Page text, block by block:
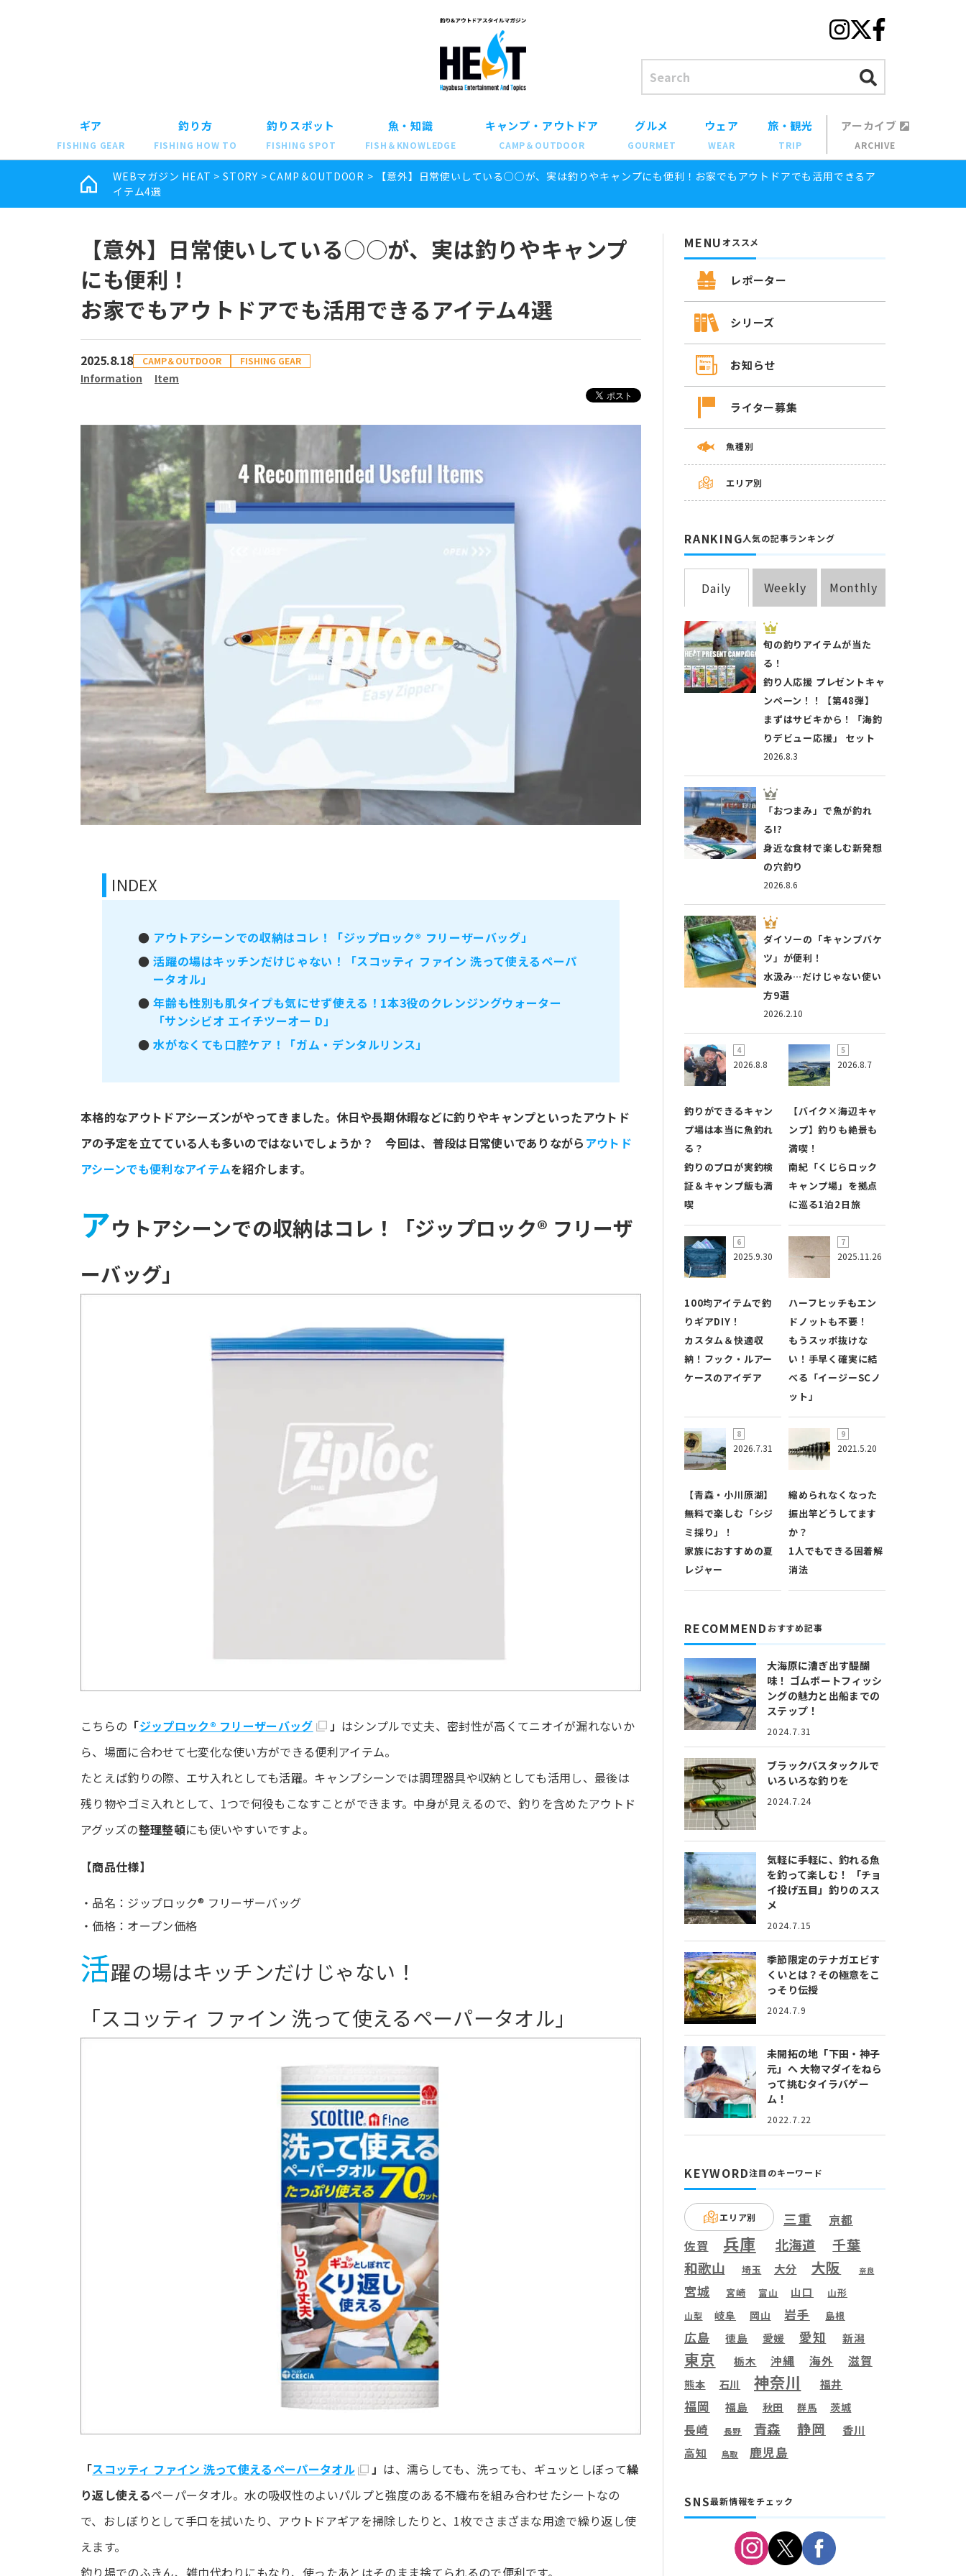
ギア
FISHING GEAR
釣り方
FISHING HOW TO
釣りスポット
FISHING SPOT
魚・知識
FISH＆KNOWLEDGE
キャンプ・アウトドア
CAMP＆OUTDOOR
グルメ
GOURMET
ウェア
WEAR
旅・観光
TRIP
アーカイブ
ARCHIVE
WEBマガジン HEAT >STORY >CAMP＆OUTDOOR >
【意外】日常使いしている○○が、実は釣りやキャンプにも便利！お家でもアウトドアでも活用できるア
イテム4選
【意外】日常使いしている○○が、実は釣りやキャンプ
にも便利！
お家でもアウトドアでも活用できるアイテム4選
2025.8.18 CAMP＆OUTDOOR FISHING GEAR
Information Item
INDEX
● アウトアシーンでの収納はコレ！「ジップロック® フリーザーバッグ」
●活躍の場はキッチンだけじゃない！「スコッティ ファイン 洗って使えるペーパ
ータオル」
●年齢も性別も肌タイプも気にせず使える！1本3役のクレンジングウォーター
「サンシビオ エイチツーオー D」
●水がなくても口腔ケア！「ガム・デンタルリンス」
本格的なアウトドアシーズンがやってきました。休日や長期休暇などに釣りやキャンプといったアウトド
アの予定を立てている人も多いのではないでしょうか？ 今回は、普段は日常使いでありながら アウトド
アシーンでも便利なアイテムを紹介します。
アウトアシーンでの収納はコレ！「ジップロック® フリーザ
ーバッグ」
こちらの 「ジップロック® フリーザーバッグ 」 はシンプルで丈夫、密封性が高くてニオイが漏れないか
ら、場面に合わせて七変化な使い方ができる便利アイテム。
たとえば釣りの際、エサ入れとしても活躍。キャンプシーンでは調理器具や収納としても活用し、最後は
残り物やゴミ入れとして、1つで何役もこなすことができます。中身が見えるので、釣りを含めたアウトド
アグッズの整理整頓にも使いやすいですよ。
【商品仕様】
・品名：ジップロック® フリーザーバッグ
・価格：オープン価格
活躍の場はキッチンだけじゃない！
「スコッティ ファイン 洗って使えるペーパータオル」
「スコッティ ファイン 洗って使えるペーパータオル 」 は、濡らしても、洗っても、ギュッとしぼって繰
り返し使えるペーパータオル。水の吸収性のよいパルプと強度のある不織布を組み合わせたシートなの
で、おしぼりとして手口を拭いたり、アウトドアギアを掃除したりと、1枚でさまざまな用途で繰り返し使
えます。
MENUオススメ
レポーター
シリーズ
お知らせ
ライター募集
魚種別
エリア別
RANKING人気の記事ランキング
Daily Weekly Monthly
2026.8.3
旬の釣りアイテムが当た
る！
釣り人応援 プレゼントキャ
ンペーン！！【第48弾】
まずはサビキから！「海釣
りデビュー応援」 セット
2026.8.6
「おつまみ」で魚が釣れ
る!?
身近な食材で楽しむ新発想
の穴釣り
2026.2.10
ダイソーの「キャンプバケ
ツ」が便利！
水汲み…だけじゃない使い
方9選
2026.8.8
釣りができるキャン
プ場は本当に魚釣れ
る？
釣りのプロが実釣検
証＆キャンプ飯も満
喫
2026.8.7
【バイク×海辺キャ
ンプ】釣りも絶景も
満喫！
南紀「くじらロック
キャンプ場」を拠点
に巡る1泊2日旅
2025.9.30
100均アイテムで釣
りギアDIY！
カスタム＆快適収
納！フック・ルアー
ケースのアイデア
2025.11.26
ハーフヒッチもエン
ドノットも不要！
もうスッポ抜けな
い！手早く確実に結
べる「イージーSCノ
ット」
2026.7.31
【青森・小川原湖】
無料で楽しむ「シジ
ミ採り」！
家族におすすめの夏
レジャー
2021.5.20
縮められなくなった
振出竿どうしてます
か？
1人でもできる固着解
消法
RECOMMEND おすすめ記事
大海原に漕ぎ出す醍醐
味！ ゴムボートフィッシ
ングの魅力と出船までの
ステップ！
2024.7.31
ブラックバスタックルで
いろいろな釣りを
2024.7.24
気軽に手軽に、釣れる魚
を釣って楽しむ！
「チョ
イ投げ五目」釣りのスス
メ
2024.7.15
季節限定のテナガエビす
くいとは？ その極意をこ
っそり伝授
2024.7.9
未開拓の地「下田・神子
元」へ大物マダイをねら
って挑むタイラバゲー
ム！
2022.7.22
KEYWORD注目のキーワード
エリア別 三重 京都
佐賀 兵庫 北海道 千葉
和歌山 埼玉 大分 大阪 奈良
宮城 宮崎 富山 山口 山形
山梨 岐阜 岡山 岩手 島根
広島 徳島 愛媛 愛知 新潟
東京 栃木 沖縄 海外 滋賀
熊本 石川 神奈川 福井
福岡 福島 秋田 群馬 茨城
長崎 長野 青森 静岡 香川
高知 鳥取 鹿児島
SNS最新情報をチェック